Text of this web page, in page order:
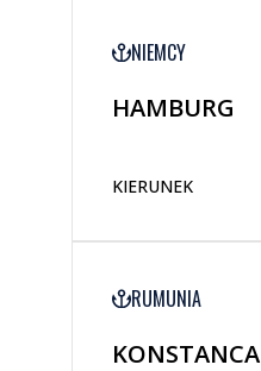
NIEMCY
HAMBURG
KIERUNEK
RUMUNIA
KONSTANCA